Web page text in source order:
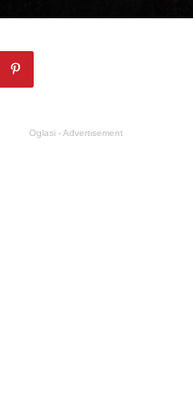
Oglasi - Advertisement